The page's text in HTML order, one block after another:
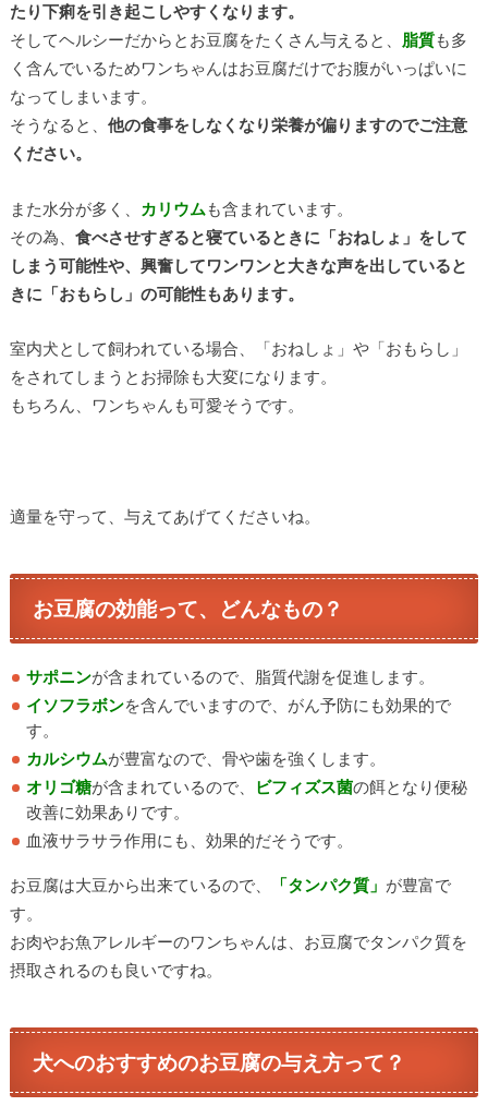
たり下痢を引き起こしやすくなります。
そしてヘルシーだからとお豆腐をたくさん与えると、 脂質も多
く含んでいるためワンちゃんはお豆腐だけでお腹がいっぱいに
なってしまいます。
そうなると、 他の食事をしなくなり栄養が偏りますのでご注意
ください。
また水分が多く、 カリウム も含まれています。
その為、 食べさせすぎると寝ているときに「おねしょ」をして
しまう可能性や、興奮してワンワンと大きな声を出していると
きに「おもらし」の可能性もあります。
室内犬として飼われている場合、「おねしょ」や「おもらし」
をされてしまうとお掃除も大変になります。
もちろん、ワンちゃんも可愛そうです。
適量を守って、与えてあげてくださいね。
お豆腐の効能って、どんなもの？
サポニンが含まれているので、脂質代謝を促進します。
イソフラボンを含んでいますので、がん予防にも効果的で
す。
カルシウムが豊富なので、骨や歯を強くします。
オリゴ糖が含まれているので、 ビフィズス菌の餌となり便秘
改善に効果ありです。
血液サラサラ作用にも、効果的だそうです。
お豆腐は大豆から出来ているので、 「タンパク質」 が豊富で
す。
お肉やお魚アレルギーのワンちゃんは、お豆腐でタンパク質を
摂取されるのも良いですね。
犬へのおすすめのお豆腐の与え方って？